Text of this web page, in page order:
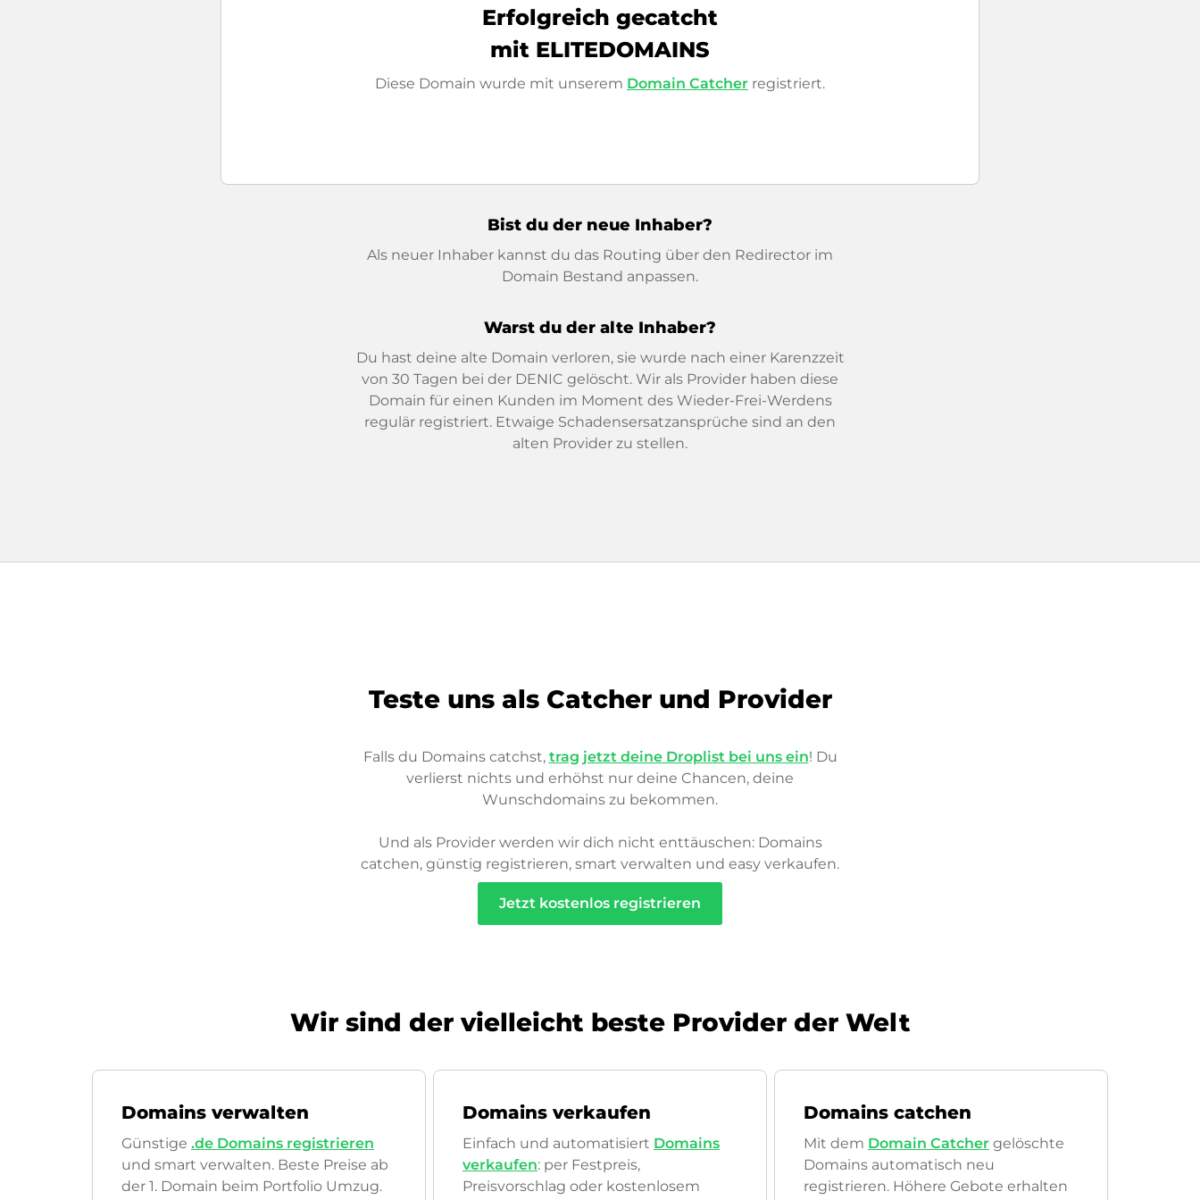
Erfolgreich gecatcht
mit ELITEDOMAINS
Diese Domain wurde mit unserem Domain Catcher registriert.
Bist du der neue Inhaber?
Als neuer Inhaber kannst du das Routing über den Redirector im
Domain Bestand anpassen.
Warst du der alte Inhaber?
Du hast deine alte Domain verloren, sie wurde nach einer Karenzzeit
von 30 Tagen bei der DENIC gelöscht. Wir als Provider haben diese
Domain für einen Kunden im Moment des Wieder-Frei-Werdens
regulär registriert. Etwaige Schadensersatzansprüche sind an den
alten Provider zu stellen.
Teste uns als Catcher und Provider
Falls du Domains catchst, trag jetzt deine Droplist bei uns ein! Du
verlierst nichts und erhöhst nur deine Chancen, deine
Wunschdomains zu bekommen.
Und als Provider werden wir dich nicht enttäuschen: Domains
catchen, günstig registrieren, smart verwalten und easy verkaufen.
Jetzt kostenlos registrieren
Wir sind der vielleicht beste Provider der Welt
Domains verwalten
Günstige .de Domains registrieren
und smart verwalten. Beste Preise ab
der 1. Domain beim Portfolio Umzug.
Domains verkaufen
Einfach und automatisiert Domains
verkaufen: per Festpreis,
Preisvorschlag oder kostenlosem
Domains catchen
Mit dem Domain Catcher gelöschte
Domains automatisch neu
registrieren. Höhere Gebote erhalten